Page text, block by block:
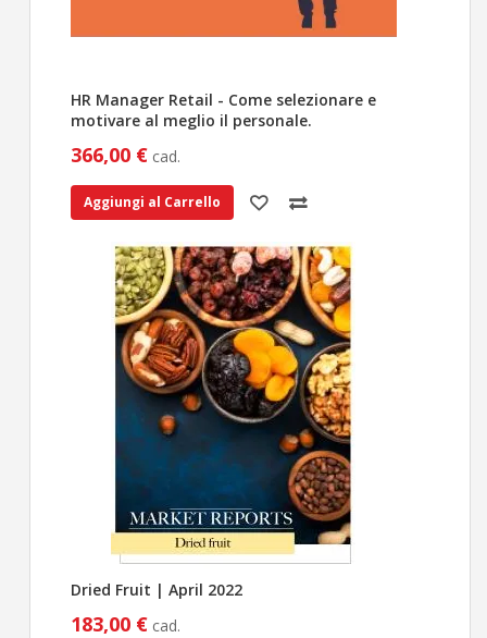
HR Manager Retail - Come selezionare e
motivare al meglio il personale.
366,00 € cad.
Aggiungi al Carrello
Dried Fruit | April 2022
183,00 € cad.